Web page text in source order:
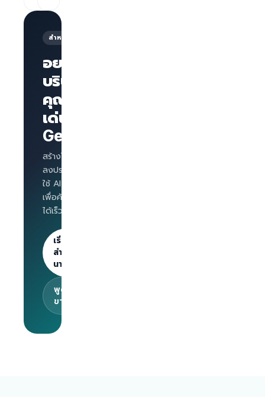
สำหรับนายจ้าง
อยากให้
บริษัทของ
คุณโดด
เด่นบน
GetLinks?
สร้างโปรไฟล์บริษัท
ลงประกาศงาน และ
ใช้ AI Interview
เพื่อคัดกรองผู้สมัคร
ได้เร็วขึ้น
เริ่มต้น
สำหรับ
นายจ้าง
พูดคุยกับทีม
ขาย